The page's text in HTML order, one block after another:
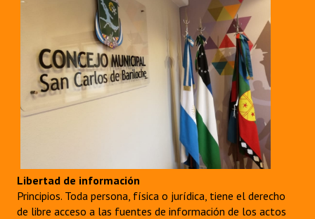
Libertad de información
Principios. Toda persona, física o jurídica, tiene el derecho
de libre acceso a las fuentes de información de los actos